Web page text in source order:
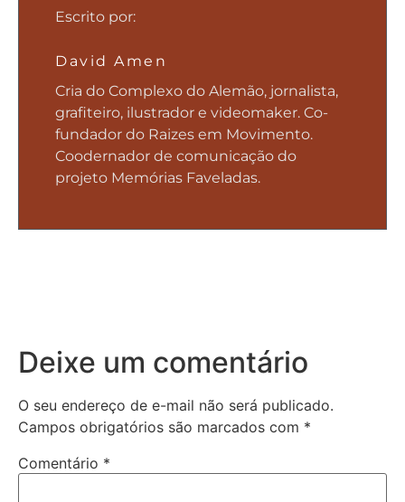
Escrito por:
David Amen
Cria do Complexo do Alemão, jornalista,
grafiteiro, ilustrador e videomaker. Co-
fundador do Raizes em Movimento.
Coodernador de comunicação do
projeto Memórias Faveladas.
Deixe um comentário
O seu endereço de e-mail não será publicado.
Campos obrigatórios são marcados com *
Comentário *